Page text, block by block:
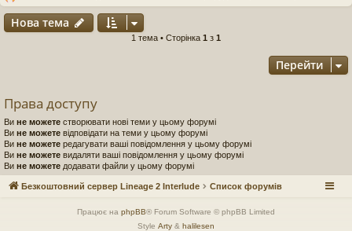
Нова тема
1 тема • Сторінка 1 з 1
Перейти
Права доступу
Ви не можете створювати нові теми у цьому форумі
Ви не можете відповідати на теми у цьому форумі
Ви не можете редагувати ваші повідомлення у цьому форумі
Ви не можете видаляти ваші повідомлення у цьому форумі
Ви не можете додавати файли у цьому форумі
Безкоштовний сервер Lineage 2 Interlude Список форумів
Працює на phpBB® Forum Software © phpBB Limited
Style Arty & halilesen